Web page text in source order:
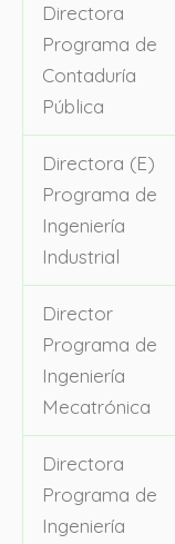
Directora
Programa de
Contaduría
Pública
Directora (E)
Programa de
Ingeniería
Industrial
Director
Programa de
Ingeniería
Mecatrónica
Directora
Programa de
Ingeniería